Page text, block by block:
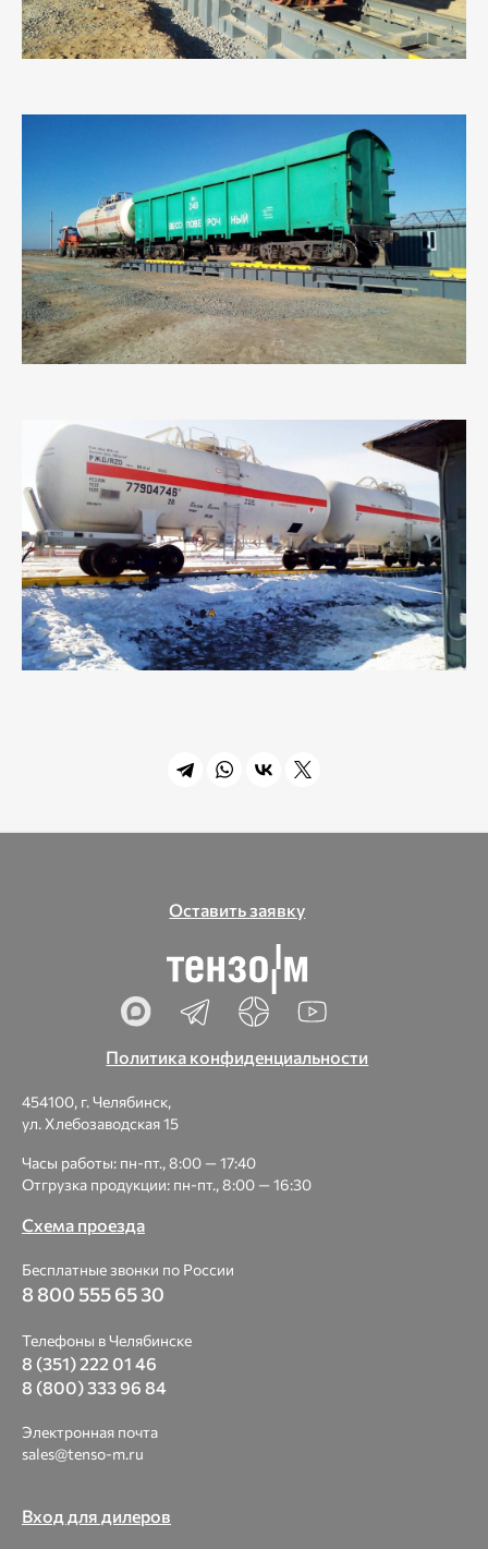
Оставить заявку
Политика конфиденциальности
454100, г. Челябинск,
ул. Хлебозаводская 15
Часы работы: пн-пт., 8:00 — 17:40
Отгрузка продукции: пн-пт., 8:00 — 16:30
Схема проезда
Бесплатные звонки по России
8 800 555 65 30
Телефоны в Челябинске
8 (351) 222 01 46
8 (800) 333 96 84
Электронная почта
sales@tenso-m.ru
Вход для дилеров